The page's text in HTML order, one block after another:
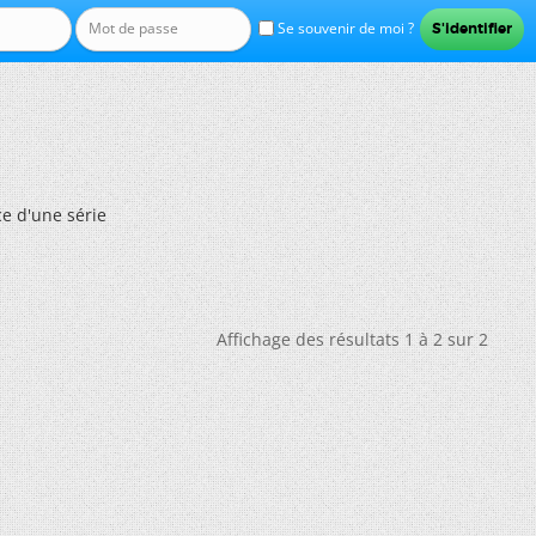
Se souvenir de moi ?
d'une série
Affichage des résultats 1 à 2 sur 2